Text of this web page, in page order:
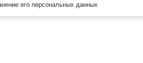
его персональных данных